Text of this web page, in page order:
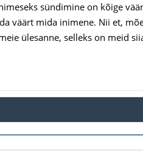
sündimine on kõige
väärt mida inimene. Nii et,
ülesanne, selleks on meid